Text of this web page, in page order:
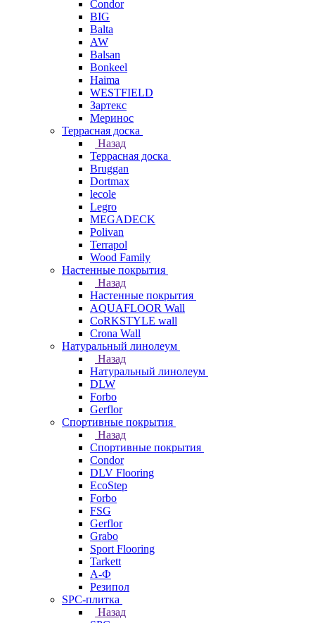
Condor
BIG
Balta
AW
Balsan
Bonkeel
Haima
WESTFIELD
Зартекс
Меринос
Террасная доска
Назад
Террасная доска
Bruggan
Dortmax
lecole
Legro
MEGADECK
Polivan
Terrapol
Wood Family
Настенные покрытия
Назад
Настенные покрытия
AQUAFLOOR Wall
CoRKSTYLE wall
Crona Wall
Натуральный линолеум
Назад
Натуральный линолеум
DLW
Forbo
Gerflor
Спортивные покрытия
Назад
Спортивные покрытия
Condor
DLV Flooring
EcoStep
Forbo
FSG
Gerflor
Grabo
Sport Flooring
Tarkett
А-Ф
Резипол
SPC-плитка
Назад